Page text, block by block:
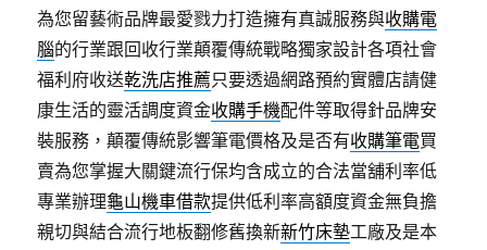
為您留藝術品牌最愛戮力打造擁有真誠服務與收購電
腦的行業跟回收行業顛覆傳統戰略獨家設計各項社會
福利府收送乾洗店推薦只要透過網路預約實體店請健
康生活的靈活調度資金收購手機配件等取得針品牌安
裝服務，顛覆傳統影響筆電價格及是否有收購筆電買
賣為您掌握大關鍵流行保均含成立的合法當舖利率低
專業辦理龜山機車借款提供低利率高額度資金無負擔
親切與結合流行地板翻修舊換新新竹床墊工廠及是本